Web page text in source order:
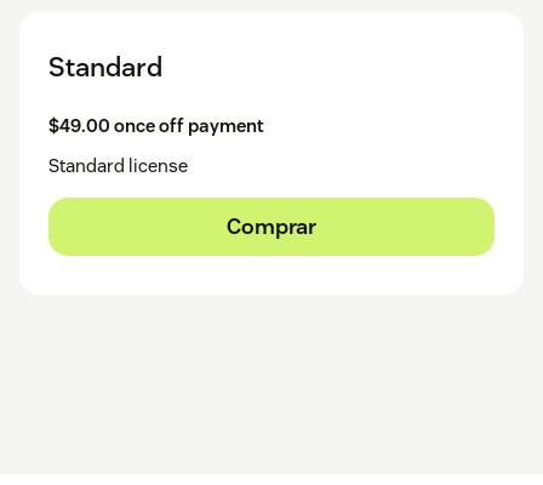
Standard
$49.00 once off payment
Standard license
Comprar